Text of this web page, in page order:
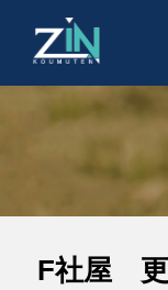
F社屋 更